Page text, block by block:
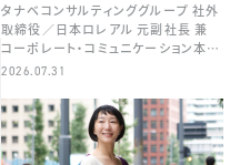
タナベコンサルティンググループ 社外
取締役／日本ロレアル 元副社長 兼
コーポレート・コミュニケーション本部
本部長／キャリアコンサルタント 井村
2026.07.31